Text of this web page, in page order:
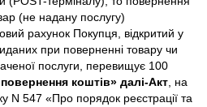
(не надану послугу)
рахунок Покупця, відкритий у
при поверненні товару чи
послуги, перевищує 100
коштів» далі-Акт, на
N 547 «Про порядок реєстрації та